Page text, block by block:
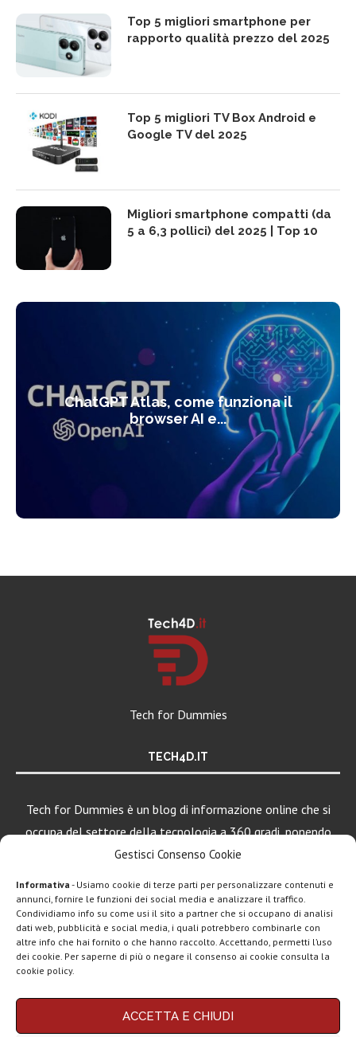
Gestisci Consenso Cookie
Informativa - Usiamo cookie di terze parti per personalizzare contenuti e
annunci, fornire le funzioni dei social media e analizzare il traffico.
Condividiamo info su come usi il sito a partner che si occupano di analisi
dati web, pubblicità e social media, i quali potrebbero combinarle con
altre info che hai fornito o che hanno raccolto. Accettando, permetti l’uso
dei cookie. Per saperne di più o negare il consenso ai cookie consulta la
cookie policy.
ACCETTA E CHIUDI
Top 5 migliori smartphone per
rapporto qualità prezzo del 2025
Top 5 migliori TV Box Android e
Google TV del 2025
Migliori smartphone compatti (da
5 a 6,3 pollici) del 2025 | Top 10
ChatGPT Atlas, come funziona il
browser AI e...
Tech for Dummies
TECH4D.IT
Tech for Dummies è un blog di informazione online che si
occupa del settore della tecnologia a 360 gradi, ponendo
una particolare attenzione al mondo Android, Apple e
Chi siamo Contatti Disclaimer Privacy policy
LEGGI ANCHE
iPad Pro, MacBook